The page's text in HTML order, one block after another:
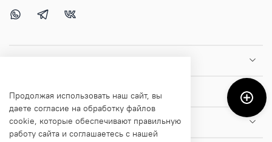
Помощь и информация
О магазине
Продолжая использовать наш сайт, вы
даете согласие на обработку файлов
cookie, которые обеспечивают правильную
работу сайта и соглашаетесь с нашей